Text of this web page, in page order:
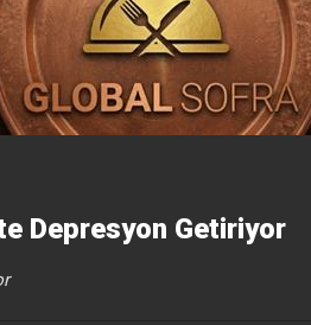
Depresyon Getiriyor